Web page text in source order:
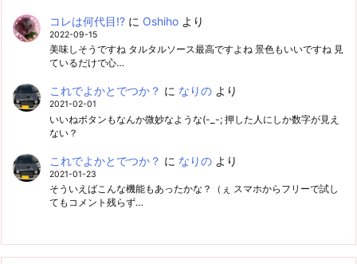
コレは何代目!?に Oshihoより
2022-09-15
美味しそうですね タルタルソース最高ですよね 景色もいいですね 見
ているだけで心…
これでよかとでつか？ に なりのより
2021-02-01
いいねボタンもなんか微妙なような(-_-; 押した人にしか数字が見え
ない？
これでよかとでつか？ に なりのより
2021-01-23
そういえばこんな機能もあったかな？（ぇ スマホからフリーで試し
てもコメント残らず…